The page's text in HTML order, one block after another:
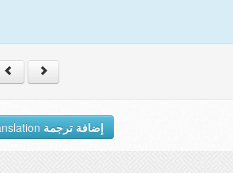
إضافة ترجمة